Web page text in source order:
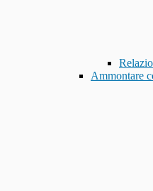
Ammontare